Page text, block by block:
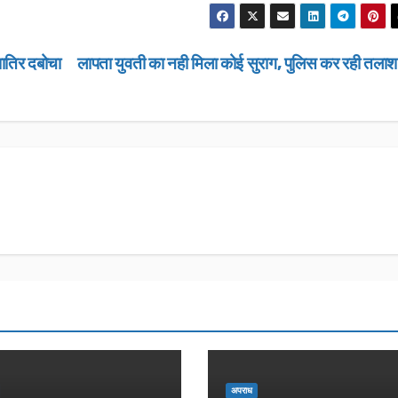
लापता युवती का नही मिला कोई सुराग, पुलिस कर रही तलाश
दबोचा
अपराध
लंबित राजस्व
के आदेश…
NEWS DESK